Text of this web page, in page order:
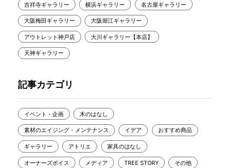
吉祥寺ギャラリー 横浜ギャラリー 名古屋ギャラリー
大阪梅田ギャラリー 大阪堀江ギャラリー
アウトレット神戸店 大川ギャラリー【本店】
天神ギャラリー
記事カテゴリ
イベント・企画 木のはなし
素材のエイジング・メンテナンス イデア おすすめ商品
ギャラリー アトリエ 家具のはなし
オーナーズボイス メディア TREE STORY その他